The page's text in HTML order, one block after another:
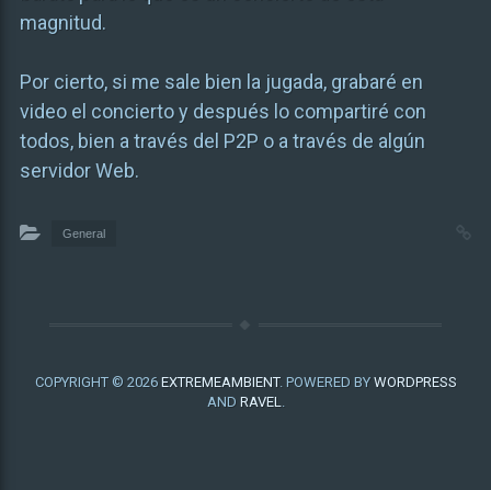
magnitud.
Por cierto, si me sale bien la jugada, grabaré en
video el concierto y después lo compartiré con
todos, bien a través del P2P o a través de algún
servidor Web.
General
COPYRIGHT © 2026 EXTREMEAMBIENT. POWERED BY WORDPRESS
AND RAVEL.